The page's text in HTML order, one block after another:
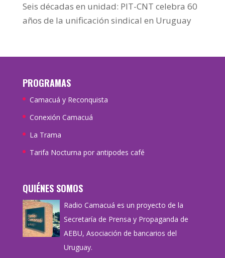
Seis décadas en unidad: PIT-CNT celebra 60
años de la unificación sindical en Uruguay
PROGRAMAS
Camacuá y Reconquista
Conexión Camacuá
La Trama
Tarifa Nocturna por antipodes café
QUIÉNES SOMOS
Radio Camacuá es un proyecto de la
Secretaría de Prensa y Propaganda de
AEBU, Asociación de bancarios del
Uruguay.